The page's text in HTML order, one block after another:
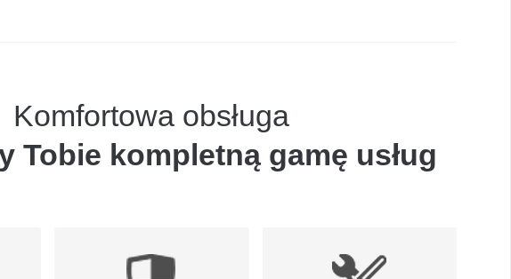
Komfortowa obsługa
Tobie kompletną gamę usług